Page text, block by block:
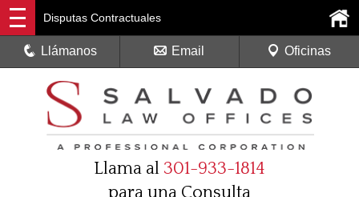
Llama al 301-933-1814
para una Consulta
Disputas Contractuales
Llámanos Email Oficinas